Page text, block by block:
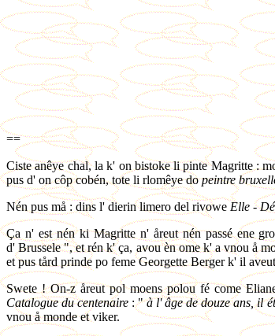
==
Ciste anêye chal, la k' on bistoke li pinte Magritte :
pus d' on côp cobén, tote li rlomêye dopeintre
Nén pus må : dins l' dierin limero del rivowe Elle -
Ça n' est nén ki Magritte n' åreut nén passé ene
d' Brussele ", et rén k' ça, avou èn ome k' a vnou å
et pus tård prinde po feme Georgette Berger k' il
Swete ! On-z åreut pol moens polou fé come
Catalogue du centenaire : "à l' âge de douze ans, il
vnou å monde et viker.